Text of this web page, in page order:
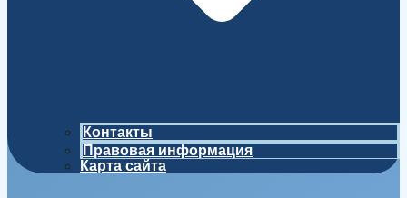
Контакты
Правовая информация
Карта сайта